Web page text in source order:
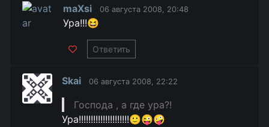
maXsi 06 августа 2008, 20:48
Ура!!!😆
Ответить
Skai 06 августа 2008, 22:22
Господа , а где ура?!
Ура!!!!!!!!!!!!!!!!!!!!!🙂😜🤪